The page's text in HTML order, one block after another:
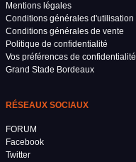
Mentions légales
Conditions générales d'utilisation
Conditions générales de vente
Politique de confidentialité
Vos préférences de confidentialité
Grand Stade Bordeaux
RÉSEAUX SOCIAUX
FORUM
Facebook
Twitter